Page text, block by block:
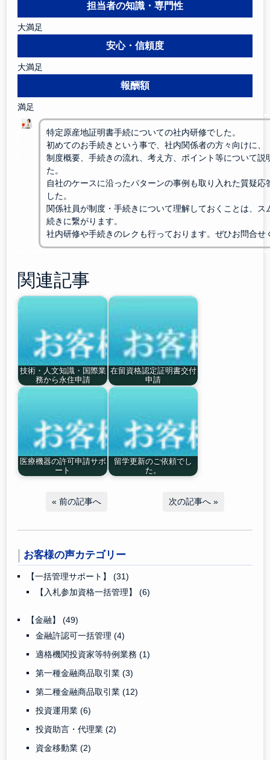
担当者の知識・専門性
大満足
安心・信頼度
大満足
報酬額
満足
特定原産地証明書手続についての社内研修でした。
初めてのお手続きという事で、社内関係者の方々向けに、
制度概要、手続きの流れ、考え方、ポイント等について説
た。
自社のケースに沿ったパターンの事例も取り入れた質疑応
した。
関係社員が制度・手続きについて理解しておくことは、ス
続きに繋がります。
社内研修や手続きのレクも行っております。ぜひお問合せ
関連記事
技術・人文知識・国際業
務から永住申請
在留資格認定証明書交付
申請
医療機器の許可申請サポ
ート
留学更新のご依頼でし
た。
« 前の記事へ 次の記事へ »
お客様の声カテゴリー
【一括管理サポート】(31)
【入札参加資格一括管理】(6)
【金融】(49)
金融許認可一括管理(4)
適格機関投資家等特例業務(1)
第一種金融商品取引業(3)
第二種金融商品取引業(12)
投資運用業(6)
投資助言・代理業(2)
資金移動業(2)